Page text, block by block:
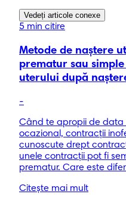
Vedeți articole conexe
5 min citire
Metode de naștere
prematur sau
uterului după
-
Când te apropii de data
ocazional, contracții
cunoscute drept
unele contracții pot fi
prematur. Care este
Citește mai mult